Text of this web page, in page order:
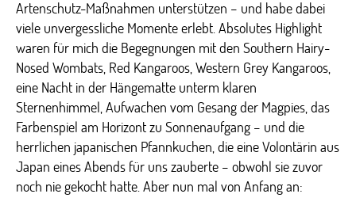
Artenschutz-Maßnahmen unterstützen – und habe dabei
viele unvergessliche Momente erlebt. Absolutes Highlight
waren für mich die Begegnungen mit den Southern Hairy-
Nosed Wombats, Red Kangaroos, Western Grey Kangaroos,
eine Nacht in der Hängematte unterm klaren
Sternenhimmel, Aufwachen vom Gesang der Magpies, das
Farbenspiel am Horizont zu Sonnenaufgang – und die
herrlichen japanischen Pfannkuchen, die eine Volontärin aus
Japan eines Abends für uns zauberte – obwohl sie zuvor
noch nie gekocht hatte. Aber nun mal von Anfang an: